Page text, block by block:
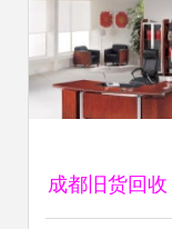
成都旧货回收